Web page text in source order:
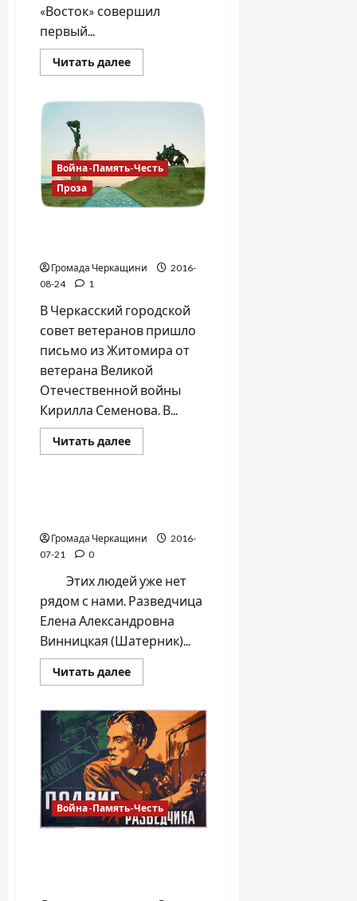
«Восток» совершил
первый...
Читать далееПрочитать
больше
космическая!
Война-Память-Честь
Проза
Громада Черкащини
2016-
08-24
1
В Черкасский городской
совет ветеранов пришло
письмо из Житомира от
ветерана Великой
Отечественной войны
Кирилла Семенова. В...
Читать далееПрочитать
больше
Война-Память-Честь
Громада Черкащини
2016-
07-21
0
Этих людей уже нет
рядом с нами. Разведчица
Елена Александровна
Винницкая (Шатерник)...
Читать далееПрочитать
больше
воин.
Прикоснись
к
легенде…
Война-Память-Честь